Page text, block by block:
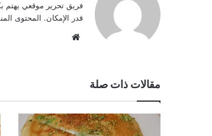
فريق تحرير موقعي يهتم
قدر الإمكان. المحتوى
مقالات ذات صلة